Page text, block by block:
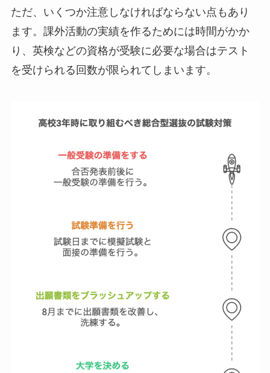
ただ、いくつか注意しなければならない点もあり
ます。課外活動の実績を作るためには時間がかか
り、英検などの資格が受験に必要な場合はテスト
を受けられる回数が限られてしまいます。